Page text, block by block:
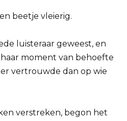
beetje vleierig.
luisteraar geweest, en
moment van behoefte
vertrouwde dan op wie
verstreken, begon het